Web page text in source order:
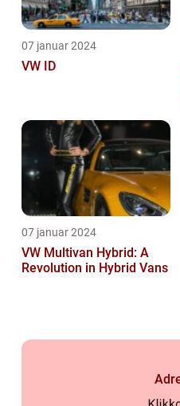
07 januar 2024
VW ID
07 januar 2024
VW Multivan Hybrid: A
Revolution in Hybrid Vans